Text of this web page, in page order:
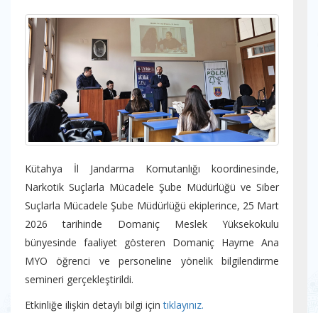
Kütahya İl Jandarma Komutanlığı koordinesinde,
Narkotik Suçlarla Mücadele Şube Müdürlüğü ve Siber
Suçlarla Mücadele Şube Müdürlüğü ekiplerince, 25 Mart
2026 tarihinde Domaniç Meslek Yüksekokulu
bünyesinde faaliyet gösteren Domaniç Hayme Ana
MYO öğrenci ve personeline yönelik bilgilendirme
semineri gerçekleştirildi.
Etkinliğe ilişkin detaylı bilgi içintıklayınız.